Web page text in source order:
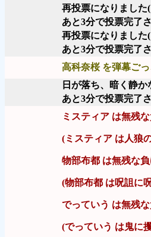
再投票になりました
あと3分で投票完了
再投票になりました
あと3分で投票完了
高科奈桜 を弾幕ご
日が落ち、暗く静
あと3分で投票完了
ミスティア は無残
(ミスティア は人狼
物部布都 は無残な
(物部布都 は呪詛に
でっていう は無残
(でっていう は鬼に